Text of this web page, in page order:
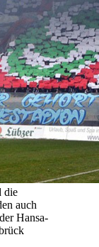
die
auch
Hansa-